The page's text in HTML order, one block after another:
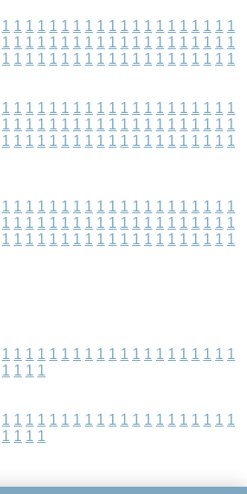
1 1 1 1 1 1 1 1 1 1 1 1 1 1 1 1 1 1 1 1
1 1 1 1 1 1 1 1 1 1 1 1 1 1 1 1 1 1 1 1
1 1 1 1 1 1 1 1 1 1 1 1 1 1 1 1 1 1 1 1
1 1 1 1 1 1 1 1 1 1 1 1 1 1 1 1 1 1 1 1
1 1 1 1 1 1 1 1 1 1 1 1 1 1 1 1 1 1 1 1
1 1 1 1 1 1 1 1 1 1 1 1 1 1 1 1 1 1 1 1
1 1 1 1 1 1 1 1 1 1 1 1 1 1 1 1 1 1 1 1
1 1 1 1 1 1 1 1 1 1 1 1 1 1 1 1 1 1 1 1
1 1 1 1 1 1 1 1 1 1 1 1 1 1 1 1 1 1 1 1
1 1 1 1 1 1 1 1 1 1 1 1 1 1 1 1 1 1 1 1
1 1 1 1
1 1 1 1 1 1 1 1 1 1 1 1 1 1 1 1 1 1 1 1
1 1 1 1